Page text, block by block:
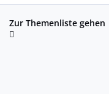
Zur Themenliste gehen